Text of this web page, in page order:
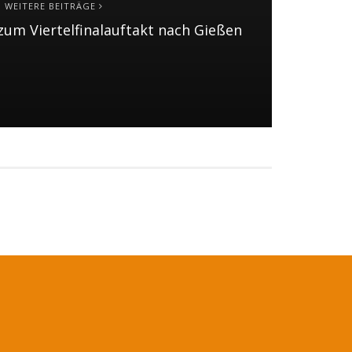
WEITERE BEITRÄGE
zum Viertelfinalauftakt nach Gießen